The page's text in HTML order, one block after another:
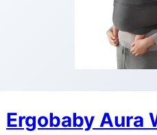
Ergobaby Aura